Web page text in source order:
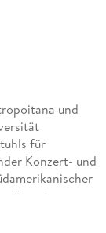
und
für
Konzert- und